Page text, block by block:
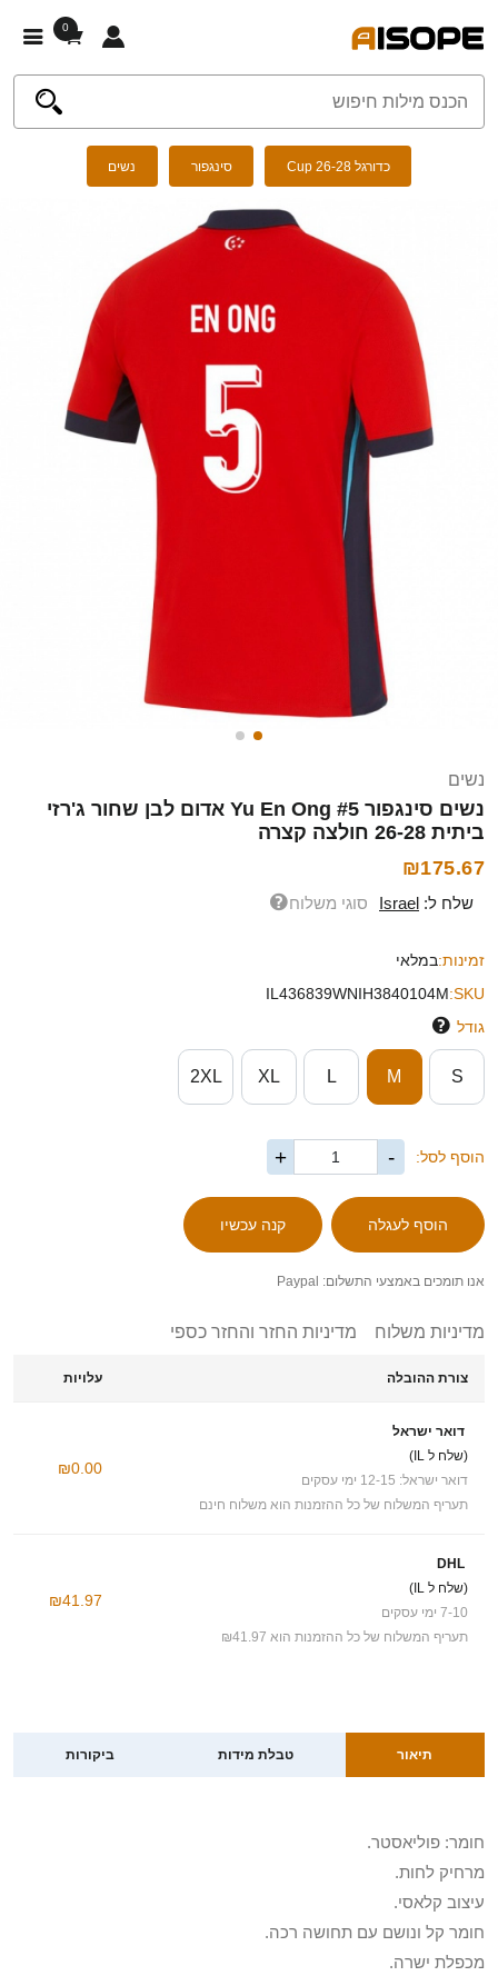
0
כדורגל Cup 26-28 סינגפור נשים
נשים
נשים סינגפור Yu En Ong #5 אדום לבן שחור ג'רזי
ביתית 26-28 חולצה קצרה
₪175.67
שלח ל: Israel סוגי משלוח
זמינות:במלאי
SKU:
IL436839WNIH3840104M
גודל
S
M
L
XL
2XL
הוסף לסל: -
+
אנו תומכים באמצעי התשלום: Paypal
מדיניות משלוח מדיניות החזר והחזר כספי
צורת ההובלה עלויות
דואר ישראל
(שלח ל IL)
דואר ישראל: 12-15 ימי עסקים
תעריף המשלוח של כל ההזמנות הוא משלוח חינם
₪0.00
DHL
(שלח ל IL)
7-10 ימי עסקים
תעריף המשלוח של כל ההזמנות הוא ₪41.97
₪41.97
תיאור טבלת מידות ביקורות
חומר: פוליאסטר.
מרחיק לחות.
עיצוב קלאסי.
חומר קל ונושם עם תחושה רכה.
מכפלת ישרה.